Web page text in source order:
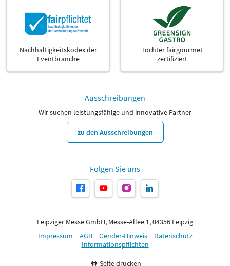
Nachhaltigkeitskodex der
Eventbranche
Tochter fairgourmet
zertifiziert
Ausschreibungen
Wir suchen leistungsfähige und innovative Partner
zu den Ausschreibungen
Folgen Sie uns
Leipziger Messe GmbH, Messe-Allee 1, 04356 Leipzig
Impressum
AGB Gender-Hinweis
Datenschutz
Informationspflichten
Seite drucken